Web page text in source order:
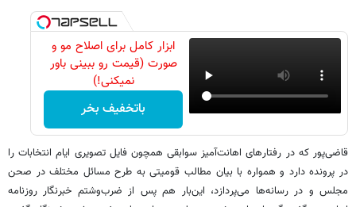
ابزار کامل برای اصلاح مو و
صورت (قیمت رو ببینی باور
نمیکنی!)
باتخفیف بخر
قاضی‌پور که در رفتارهای اهانت‌آمیز سوابقی همچون فایل تصویری ایام انتخابات را
در پرونده دارد و همواره با بیان مطالب قومیتی به طرح مسائل مختلف در صحن
مجلس و در رسانه‌ها می‌پردازد، این‌بار هم پس از ضرب‌وشتم خبرنگار روزنامه